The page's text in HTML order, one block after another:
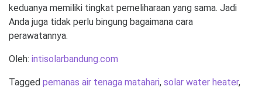
keduanya memiliki tingkat pemeliharaan yang sama. Jadi
Anda juga tidak perlu bingung bagaimana cara
perawatannya.
Oleh: intisolarbandung.com
Tagged pemanas air tenaga matahari, solar water heater,